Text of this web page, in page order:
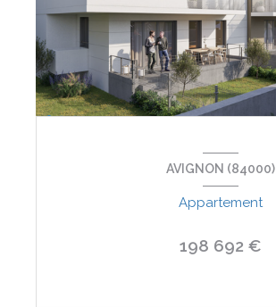
AVIGNON (84000)
Appartement
198 692 €